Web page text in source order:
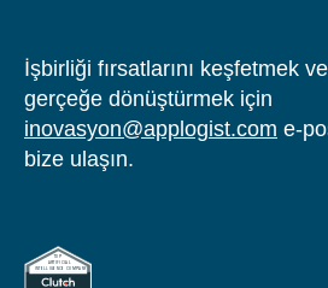
İşbirliği fırsatlarını keşfetmek
gerçeğe dönüştürmek için
inovasyon@applogist.com e-
bize ulaşın.